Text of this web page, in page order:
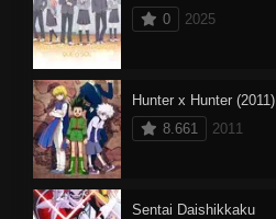
0
2025
Hunter x Hunter (2011)
8.661
2011
Sentai Daishikkaku